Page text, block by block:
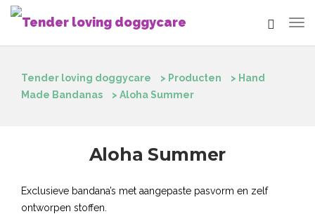
Tender loving doggycare > Producten > Hand
Made Bandanas
> Aloha Summer
Aloha Summer
Exclusieve bandana’s met aangepaste pasvorm en zelf
ontworpen stoffen.